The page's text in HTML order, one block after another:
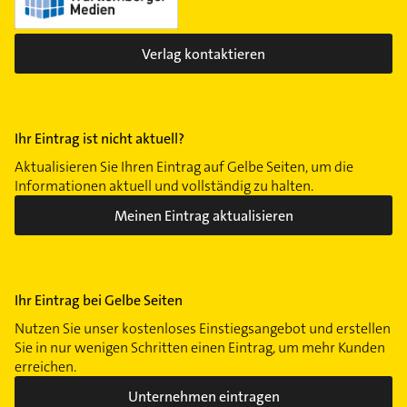
Verlag kontaktieren
Ihr Eintrag ist nicht aktuell?
Aktualisieren Sie Ihren Eintrag auf Gelbe Seiten, um die
Informationen aktuell und vollständig zu halten.
Meinen Eintrag aktualisieren
Ihr Eintrag bei Gelbe Seiten
Nutzen Sie unser kostenloses Einstiegsangebot und erstellen
Sie in nur wenigen Schritten einen Eintrag, um mehr Kunden
erreichen.
Unternehmen eintragen